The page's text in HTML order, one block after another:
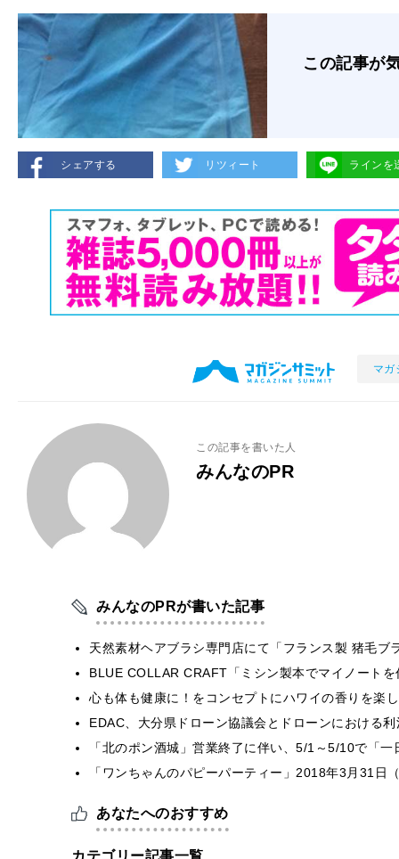
この記事が
シェアする リツィート ラインを
マガ
この記事を書いた人
みんなのPR
みんなのPRが書いた記事
天然素材ヘアブラシ専門店にて「フランス製 猪毛ブ
BLUE COLLAR CRAFT「ミシン製本でマイノート
心も体も健康に！をコンセプトにハワイの香りを楽
EDAC、大分県ドローン協議会とドローンにおける
「北のポン酒城」営業終了に伴い、5/1～5/10で「
「ワンちゃんのパピーパーティー」2018年3月31日
あなたへのおすすめ
カテゴリー記事一覧